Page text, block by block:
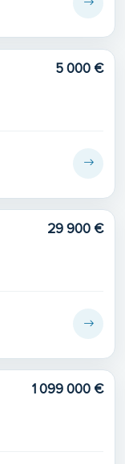
5 000 €
29 900 €
1 099 000 €